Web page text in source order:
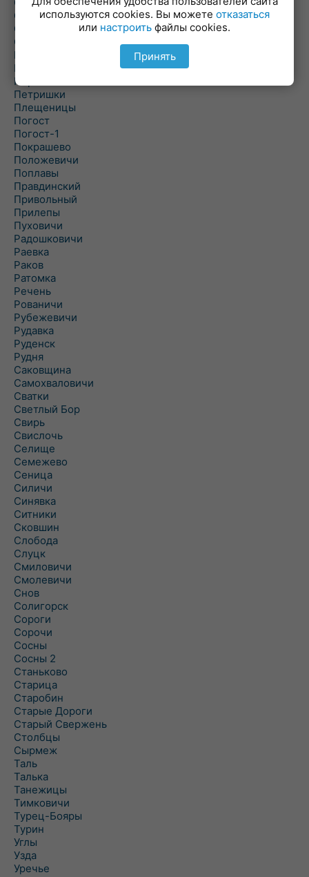
Оношки
Осовец
Острошицкий Городок
Пасека
Пастовичи
Першаи
Петришки
Плещеницы
Погост
Погост-1
Покрашево
Положевичи
Поплавы
Правдинский
Привольный
Прилепы
Пуховичи
Радошковичи
Раевка
Раков
Ратомка
Речень
Рованичи
Рубежевичи
Рудавка
Руденск
Рудня
Саковщина
Самохваловичи
Сватки
Светлый Бор
Свирь
Свислочь
Селище
Семежево
Сеница
Силичи
Синявка
Ситники
Сковшин
Слобода
Слуцк
Смиловичи
Смолевичи
Снов
Солигорск
Сороги
Сорочи
Сосны
Сосны 2
Станьково
Старица
Старобин
Старые Дороги
Старый Свержень
Столбцы
Сырмеж
Таль
Талька
Танежицы
Тимковичи
Турец-Бояры
Турин
Углы
Узда
Уречье
используются cookies. Вы можете отказаться
или настроить файлы cookies.
Принять